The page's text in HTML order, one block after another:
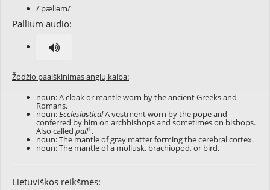
/'pæliəm/
Pallium audio:
Žodžio paaiškinimas anglų kalba:
noun: A cloak or mantle worn by the ancient Greeks and
Romans.
noun:EcclesiasticalA vestment worn by the pope and
conferred by him on archbishops and sometimes on bishops.
Also called pall1 .
noun: The mantle of gray matter forming the cerebral cortex.
noun: The mantle of a mollusk, brachiopod, or bird.
Lietuviškos reikšmės: